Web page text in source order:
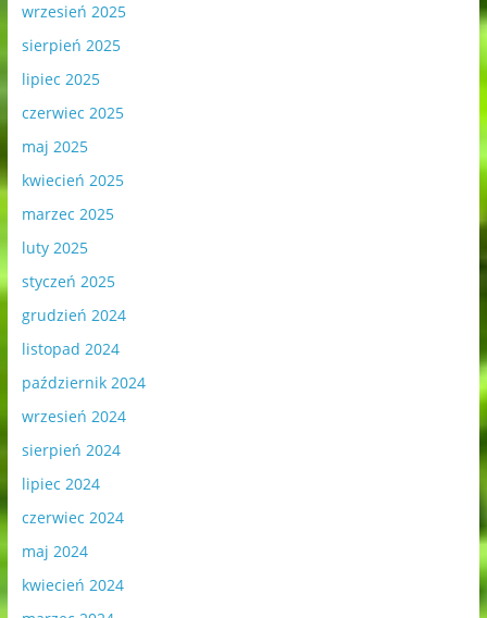
wrzesień 2025
sierpień 2025
lipiec 2025
czerwiec 2025
maj 2025
kwiecień 2025
marzec 2025
luty 2025
styczeń 2025
grudzień 2024
listopad 2024
październik 2024
wrzesień 2024
sierpień 2024
lipiec 2024
czerwiec 2024
maj 2024
kwiecień 2024